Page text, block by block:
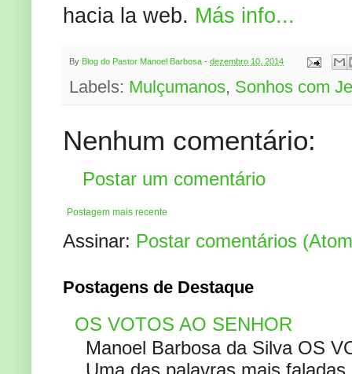
hacia la web. Más info...
By Blog do Pastor Manoel Barbosa - dezembro 10, 2014
Labels: Mulçumanos, Sonhos com
Nenhum comentário:
Postar um comentário
Postagem mais recente
Assinar: Postar comentários
Postagens de Destaque
OS VOTOS AO SENHOR
Manoel Barbosa da Silva OS